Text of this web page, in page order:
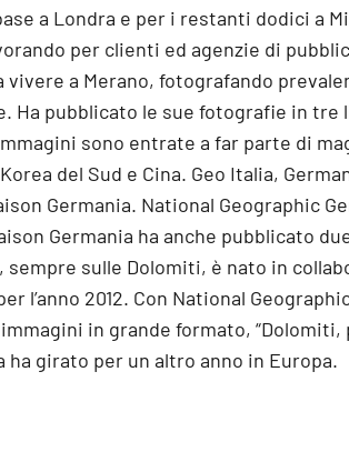
a Londra e per i restanti dodici a
per clienti ed agenzie di
vivere a Merano, fotografando
Ha pubblicato le sue fotografie in tre
sono entrate a far parte di
del Sud e Cina. Geo Italia,
Germania. National Geographic
Germania ha anche pubblicato
sempre sulle Dolomiti, è nato in
l’anno 2012. Con National
in grande formato,
ha girato per un altro anno in Europa.